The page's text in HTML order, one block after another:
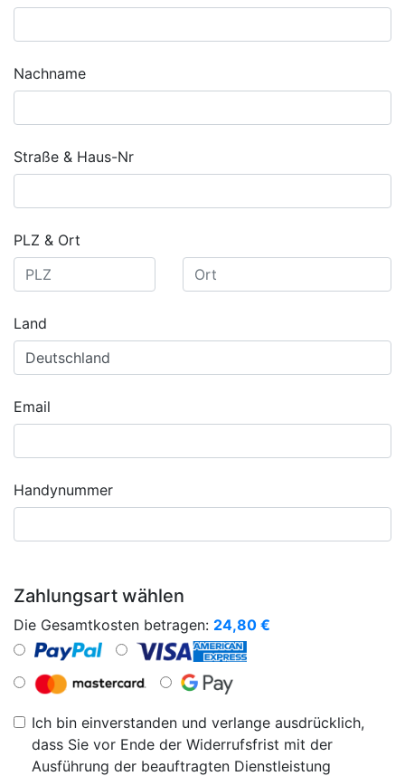
Nachname
Straße & Haus-Nr
PLZ & Ort
Land
Email
Handynummer
Zahlungsart wählen
Die Gesamtkosten betragen: 24,80 €
Ich bin einverstanden und verlange ausdrücklich,
dass Sie vor Ende der Widerrufsfrist mit der
Ausführung der beauftragten Dienstleistung